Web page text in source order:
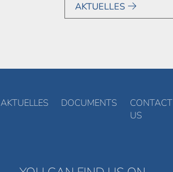
AKTUELLES
AKTUELLES DOCUMENTS
CONTACT
US